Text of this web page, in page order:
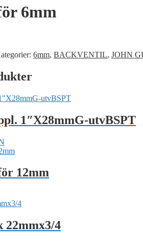
6mm
6mm, BACKVENTIL, JOHN
1″X28mmG-utvBSPT
12mm
22mmx3/4